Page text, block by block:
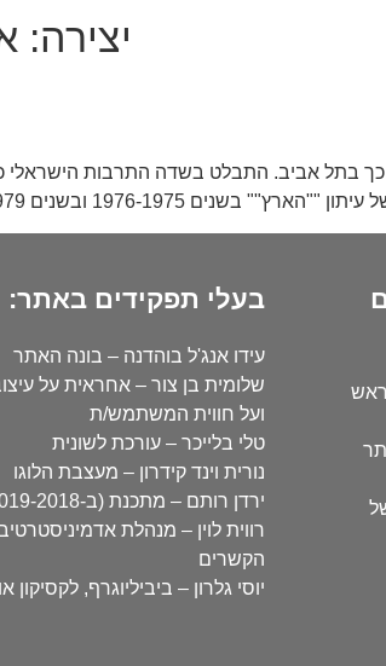
יצירה:
ב-1958, גדל ברמת גן ואחר כך בתל אביב. התבלט
וכן את הסדרה "מחברות לספרות, חברה וביקורת" (עם
בעלי תפקידים באתר:
עידו אנג'ל בוהדנה – בונה האתר
שלומית בן צור – אחראית על
ועל חווית המשתמש/ת
טלי בלייכר – עורכת לשונית
נורית וינד קידרון – מעצבת הלוגו
ירדן רותם – מתכנת (ב-2019-2018)
רווית לוין – מנהלת
הקשרים
יוסי גלרון – ביביליוגרף, לקסיקון